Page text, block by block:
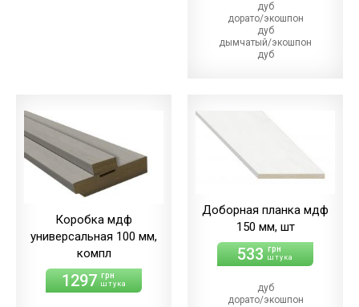
дуб
дорато/экошпон
дуб
дымчатый/экошпон
дуб
светлый/экошпон
дуб
Коробка мдф
универсальная 100 мм,
компл
1297 грн
штука
Доборная планка мдф
150 мм, шт
533 грн
штука
дуб
дорато/экошпон